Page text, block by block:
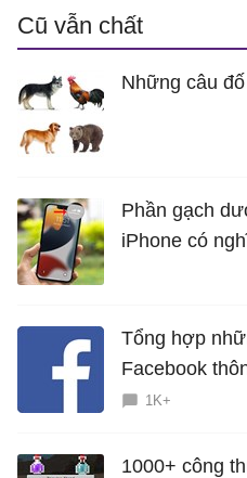
Cũ vẫn chất
Những câu
Phần gạch
iPhone có
Tổng hợp
Facebook
1K+
1000+ công